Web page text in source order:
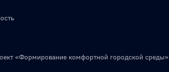
«Формирование комфортной городской среды»